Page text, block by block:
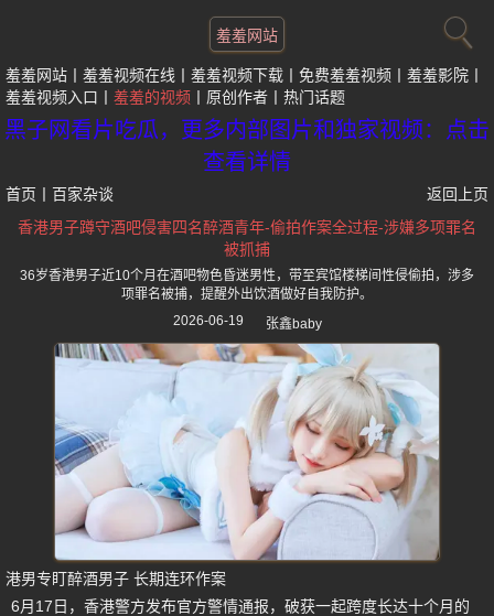
羞羞网站
羞羞网站 羞羞视频在线 羞羞视频下载 免费羞羞视频
羞羞影院
羞羞视频入口
羞羞的视频 原创作者 热门话题
黑子网看片吃瓜，更多内部图片和独家视频：点击
查看详情
首页 百家杂谈
返回上页
香港男子蹲守酒吧侵害四名醉酒青年-偷拍作案全过程-涉嫌多项罪名
被抓捕
36岁香港男子近10个月在酒吧物色昏迷男性，带至宾馆楼梯间性侵偷拍，涉多
项罪名被捕，提醒外出饮酒做好自我防护。
2026-06-19
张鑫baby
港男专盯醉酒男子 长期连环作案
6月17日，香港警方发布官方警情通报，破获一起跨度长达十个月的